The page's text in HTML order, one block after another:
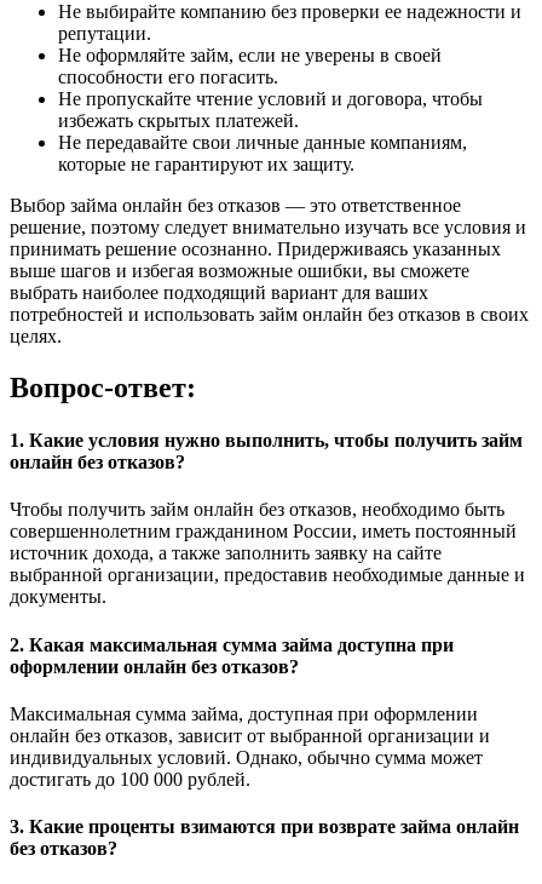
Не выбирайте компанию без проверки ее надежности и
репутации.
Не оформляйте займ, если не уверены в своей
способности его погасить.
Не пропускайте чтение условий и договора, чтобы
избежать скрытых платежей.
Не передавайте свои личные данные компаниям,
которые не гарантируют их защиту.
Выбор займа онлайн без отказов — это ответственное
решение, поэтому следует внимательно изучать все условия и
принимать решение осознанно. Придерживаясь указанных
выше шагов и избегая возможные ошибки, вы сможете
выбрать наиболее подходящий вариант для ваших
потребностей и использовать займ онлайн без отказов в своих
целях.
Вопрос-ответ:
1. Какие условия нужно выполнить, чтобы получить займ
онлайн без отказов?
Чтобы получить займ онлайн без отказов, необходимо быть
совершеннолетним гражданином России, иметь постоянный
источник дохода, а также заполнить заявку на сайте
выбранной организации, предоставив необходимые данные и
документы.
2. Какая максимальная сумма займа доступна при
оформлении онлайн без отказов?
Максимальная сумма займа, доступная при оформлении
онлайн без отказов, зависит от выбранной организации и
индивидуальных условий. Однако, обычно сумма может
достигать до 100 000 рублей.
3. Какие проценты взимаются при возврате займа онлайн
без отказов?